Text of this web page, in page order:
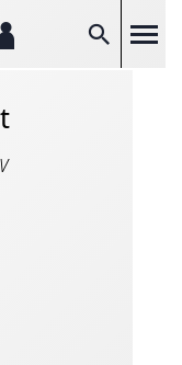
Suche